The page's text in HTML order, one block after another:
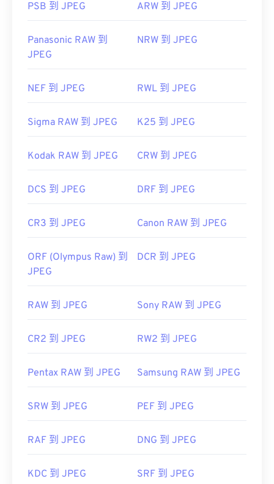
PSB 到 JPEG ARW 到 JPEG
Panasonic RAW 到
JPEG
NRW 到 JPEG
NEF 到 JPEG RWL 到 JPEG
Sigma RAW 到 JPEG K25 到 JPEG
Kodak RAW 到 JPEG CRW 到 JPEG
DCS 到 JPEG DRF 到 JPEG
CR3 到 JPEG Canon RAW 到 JPEG
ORF (Olympus Raw) 到
JPEG
DCR 到 JPEG
RAW 到 JPEG Sony RAW 到 JPEG
CR2 到 JPEG RW2 到 JPEG
Pentax RAW 到 JPEG Samsung RAW 到 JPEG
SRW 到 JPEG PEF 到 JPEG
RAF 到 JPEG DNG 到 JPEG
KDC 到 JPEG SRF 到 JPEG